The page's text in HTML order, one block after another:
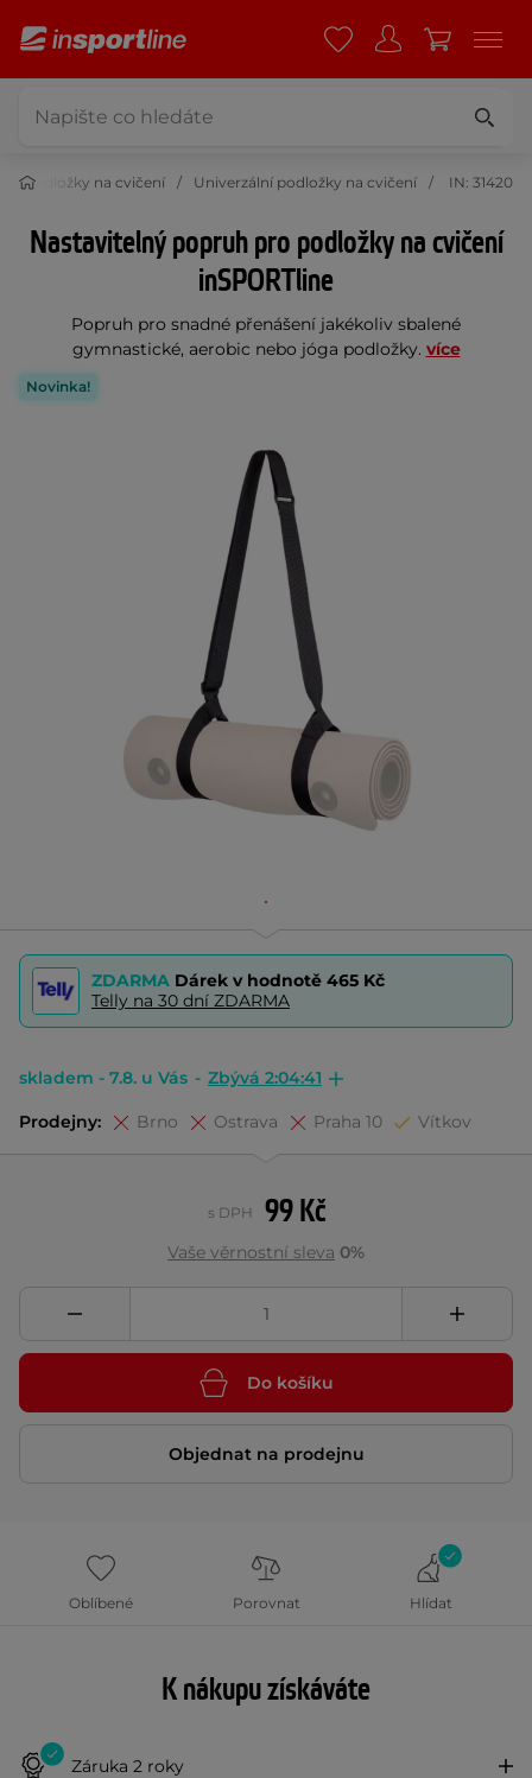
Podložky na cvičení Univerzální podložky na cvičení IN: 31420
Nastavitelný popruh pro podložky na cvičení
inSPORTline
Popruh pro snadné přenášení jakékoliv sbalené
gymnastické, aerobic nebo jóga podložky. více
Novinka!
ZDARMA Dárek v hodnotě 465 Kč
Telly na 30 dní ZDARMA
skladem - 7.8. u Vás - Zbývá 2:04:40
Prodejny: Brno Ostrava Praha 10 Vítkov
99 Kč
s DPH
Vaše věrnostní sleva 0%
Do košíku
Objednat na prodejnu
Oblíbené Porovnat Hlídat
K nákupu získáváte
Záruka 2 roky